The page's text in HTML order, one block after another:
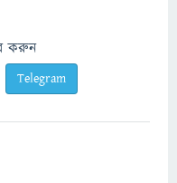
করুন
Telegram